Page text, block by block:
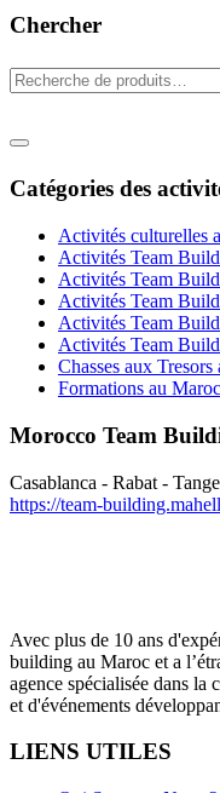
Chercher
Catégories des
Activités culturelles
Activités Team
Activités Team
Activités Team
Activités Team
Activités Team
Chasses aux
Formations au Maroc
Morocco Team
Casablanca - Rabat -
https://team-building.ma
Avec plus de 10 ans
building au Maroc et a
agence spécialisée dans la
et d'événements
LIENS UTILES